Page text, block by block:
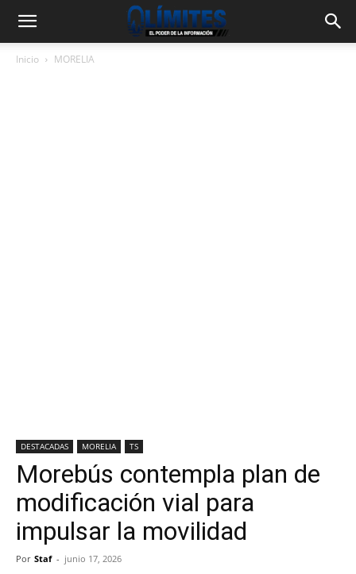
Inicio MORELIA
DESTACADAS MORELIA TS
Morebús contempla plan de
modificación vial para
impulsar la movilidad
Por Staf - junio 17, 2026